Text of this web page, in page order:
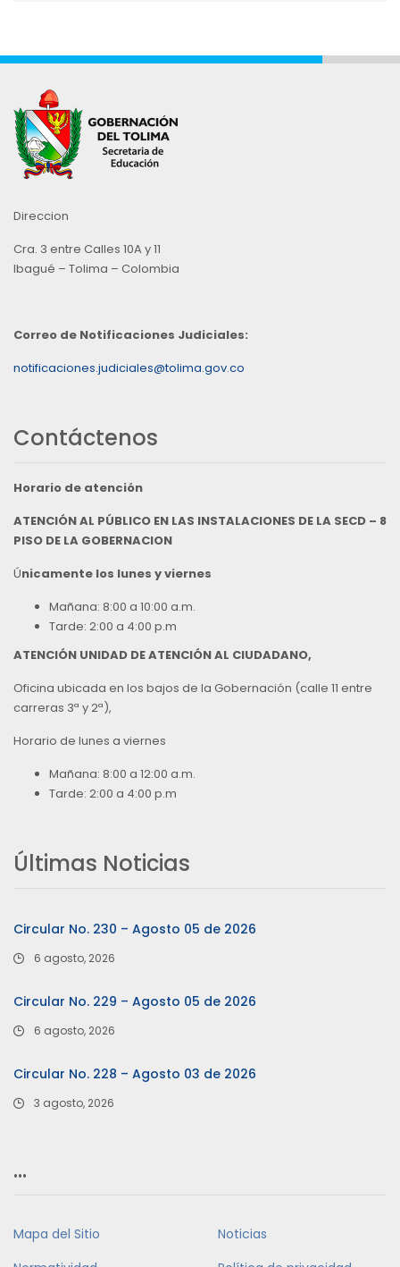
Direccion
Cra. 3 entre Calles 10A y 11
Ibagué – Tolima – Colombia
Correo de Notificaciones Judiciales:
notificaciones.judiciales@tolima.gov.co
Contáctenos
Horario de atención
ATENCIÓN AL PÚBLICO EN LAS INSTALACIONES DE LA SECD – 8
PISO DE LA GOBERNACION
Únicamente los lunes y viernes
Mañana: 8:00 a 10:00 a.m.
Tarde: 2:00 a 4:00 p.m
ATENCIÓN UNIDAD DE ATENCIÓN AL CIUDADANO,
Oficina ubicada en los bajos de la Gobernación (calle 11 entre
carreras 3ª y 2ª),
Horario de lunes a viernes
Mañana: 8:00 a 12:00 a.m.
Tarde: 2:00 a 4:00 p.m
Últimas Noticias
Circular No. 230 – Agosto 05 de 2026
6 agosto, 2026
Circular No. 229 – Agosto 05 de 2026
6 agosto, 2026
Circular No. 228 – Agosto 03 de 2026
3 agosto, 2026
…
Mapa del Sitio
Noticias